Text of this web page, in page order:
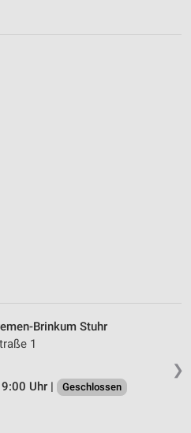
❯
Brinkum Stuhr
1
Uhr |
Geschlossen